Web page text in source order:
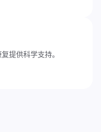
提供科学支持。